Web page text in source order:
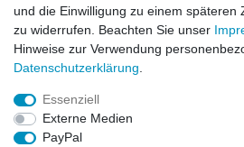
Widerrufs­recht Vertrag
Widerrufs­recht
und die Einwilligung zu einem späteren
zu widerrufen. Beachten Sie unser
Hinweise zur Verwendung
Daten­schutz­erklärung
Essenziell
Externe Medien
PayPal